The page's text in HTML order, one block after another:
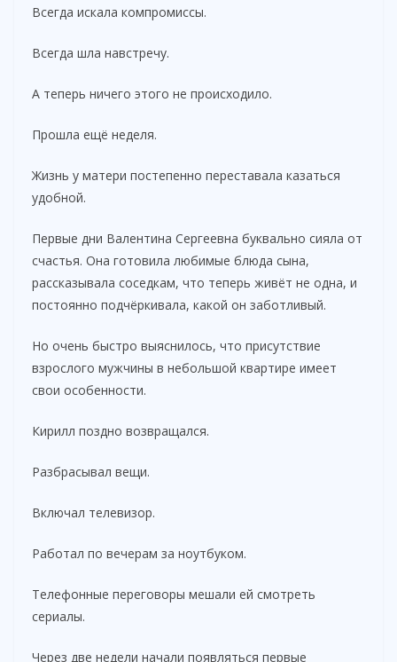
Всегда искала компромиссы.
Всегда шла навстречу.
А теперь ничего этого не происходило.
Прошла ещё неделя.
Жизнь у матери постепенно переставала казаться
удобной.
Первые дни Валентина Сергеевна буквально сияла от
счастья. Она готовила любимые блюда сына,
рассказывала соседкам, что теперь живёт не одна, и
постоянно подчёркивала, какой он заботливый.
Но очень быстро выяснилось, что присутствие
взрослого мужчины в небольшой квартире имеет
свои особенности.
Кирилл поздно возвращался.
Разбрасывал вещи.
Включал телевизор.
Работал по вечерам за ноутбуком.
Телефонные переговоры мешали ей смотреть
сериалы.
Через две недели начали появляться первые